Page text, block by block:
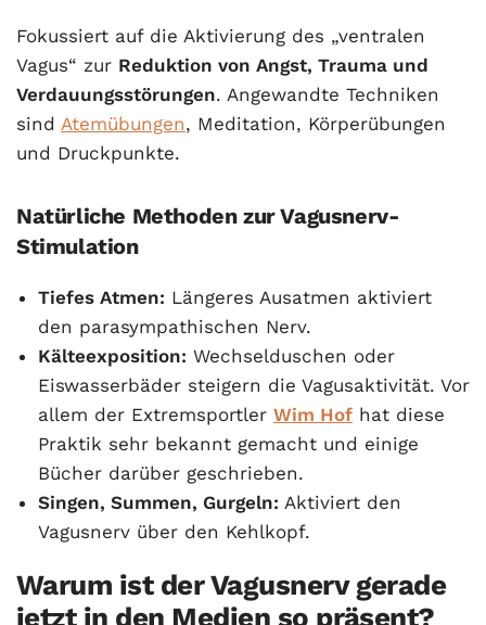
Fokussiert auf die Aktivierung des „ventralen
Vagus“ zur Reduktion von Angst, Trauma und
Verdauungsstörungen. Angewandte Techniken
sindAtemübungen, Meditation, Körperübungen
und Druckpunkte.
Natürliche Methoden zur Vagusnerv-
Stimulation
Tiefes Atmen: Längeres Ausatmen aktiviert
den parasympathischen Nerv.
Kälteexposition: Wechselduschen oder
Eiswasserbäder steigern die Vagusaktivität. Vor
allem der Extremsportler Wim Hof hat diese
Praktik sehr bekannt gemacht und einige
Bücher darüber geschrieben.
Singen, Summen, Gurgeln: Aktiviert den
Vagusnerv über den Kehlkopf.
Warum ist der Vagusnerv gerade
jetzt in den Medien so präsent?